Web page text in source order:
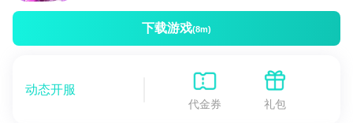
下载游戏(8m)
动态开服
代金券 礼包